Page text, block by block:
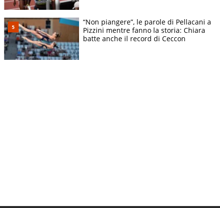
“Non piangere”, le parole di Pellacani a
Pizzini mentre fanno la storia: Chiara
batte anche il record di Ceccon